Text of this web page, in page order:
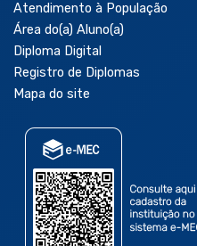
Atendimento à População
Área do(a) Aluno(a)
Diploma Digital
Registro de Diplomas
Mapa do site